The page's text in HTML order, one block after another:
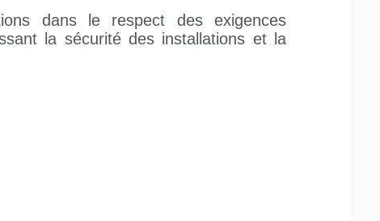
dans le respect des exigences
la sécurité des installations et la